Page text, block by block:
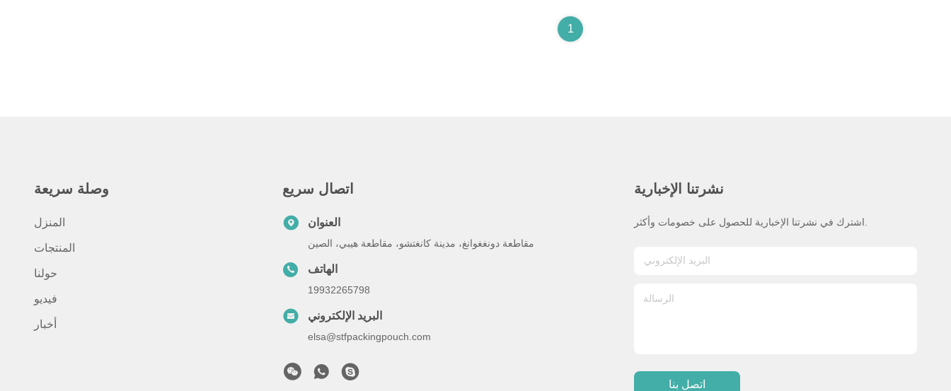
1
وصلة سريعة
المنزل
المنتجات
حولنا
فيديو
أخبار
اتصال سريع
العنوان
مقاطعة دونغغوانغ، مدينة كانغتشو، مقاطعة هيبي، الصين
الهاتف
19932265798
البريد الإلكتروني
elsa@stfpackingpouch.com
نشرتنا الإخبارية
اتصل بنا